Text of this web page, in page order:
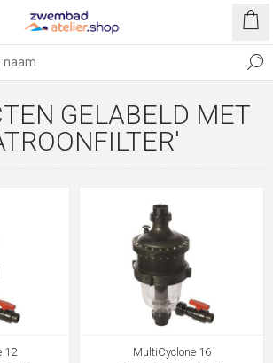
GELABELD MET
12 MultiCyclone 16